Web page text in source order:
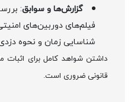
گزارش‌ها و سوابق:
فیلم‌های دوربین‌های
شناسایی زمان و نحوه
داشتن شواهد کامل برای اثبات
قانونی ضروری است.